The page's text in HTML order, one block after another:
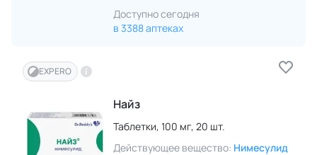
Доступно сегодня
в 3388 аптеках
EXPERO
Найз
Таблетки, 100 мг, 20 шт.
Действующее вещество: Нимесулид